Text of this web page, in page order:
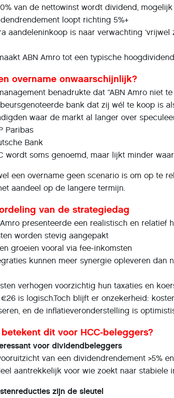
van de nettowinst wordt dividend,
loopt richting 5%+
aandeleninkoop is naar verwachting ‘vrijwel
ABN Amro tot een typische
overname onwaarschijnlijk?
benadrukte dat “ABN Amro niet
bank dat zij wél te koop is
waar de markt al langer over
Paribas
Bank
wordt soms genoemd, maar lijkt minder
een overname geen scenario is om op te
aandeel op de langere termijn.
van de strategiedag
presenteerde een realistisch en relatief
worden stevig aangepakt
groeien vooral via fee-inkomsten
kunnen meer synergie opleveren dan
verhogen voorzichtig hun taxaties en
is logisch.Toch blijft er onzekerheid:
en de inflatieveronderstelling is
betekent dit voor HCC-beleggers?
voor dividendbeleggers
van een dividendrendement >5%
aantrekkelijk voor wie zoekt naar stabiele
zijn de sleutel